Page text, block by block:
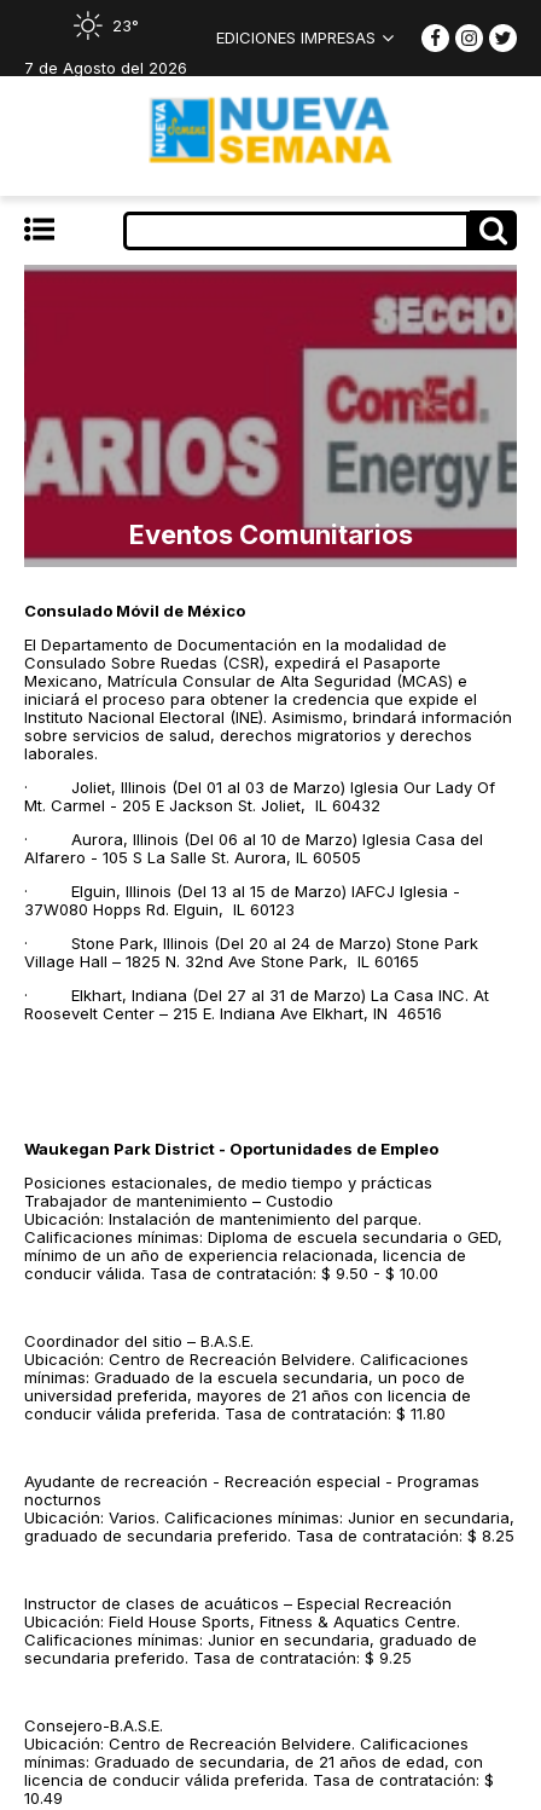
23°
7 de Agosto del 2026
EDICIONES IMPRESAS
Eventos Comunitarios
Consulado Móvil de México
El Departamento de Documentación en la modalidad de
Consulado Sobre Ruedas (CSR), expedirá el Pasaporte
Mexicano, Matrícula Consular de Alta Seguridad (MCAS) e
iniciará el proceso para obtener la credencia que expide el
Instituto Nacional Electoral (INE). Asimismo, brindará información
sobre servicios de salud, derechos migratorios y derechos
laborales.
· Joliet, Illinois (Del 01 al 03 de Marzo) Iglesia Our Lady Of
Mt. Carmel - 205 E Jackson St. Joliet, IL 60432
· Aurora, Illinois (Del 06 al 10 de Marzo) Iglesia Casa del
Alfarero - 105 S La Salle St. Aurora, IL 60505
· Elguin, Illinois (Del 13 al 15 de Marzo) IAFCJ Iglesia -
37W080 Hopps Rd. Elguin, IL 60123
· Stone Park, Illinois (Del 20 al 24 de Marzo) Stone Park
Village Hall – 1825 N. 32nd Ave Stone Park, IL 60165
· Elkhart, Indiana (Del 27 al 31 de Marzo) La Casa INC. At
Roosevelt Center – 215 E. Indiana Ave Elkhart, IN 46516
Waukegan Park District - Oportunidades de Empleo
Posiciones estacionales, de medio tiempo y prácticas
Trabajador de mantenimiento – Custodio
Ubicación: Instalación de mantenimiento del parque.
Calificaciones mínimas: Diploma de escuela secundaria o GED,
mínimo de un año de experiencia relacionada, licencia de
conducir válida. Tasa de contratación: $ 9.50 - $ 10.00
Coordinador del sitio – B.A.S.E.
Ubicación: Centro de Recreación Belvidere. Calificaciones
mínimas: Graduado de la escuela secundaria, un poco de
universidad preferida, mayores de 21 años con licencia de
conducir válida preferida. Tasa de contratación: $ 11.80
Ayudante de recreación - Recreación especial - Programas
nocturnos
Ubicación: Varios. Calificaciones mínimas: Junior en secundaria,
graduado de secundaria preferido. Tasa de contratación: $ 8.25
Instructor de clases de acuáticos – Especial Recreación
Ubicación: Field House Sports, Fitness & Aquatics Centre.
Calificaciones mínimas: Junior en secundaria, graduado de
secundaria preferido. Tasa de contratación: $ 9.25
Consejero-B.A.S.E.
Ubicación: Centro de Recreación Belvidere. Calificaciones
mínimas: Graduado de secundaria, de 21 años de edad, con
licencia de conducir válida preferida. Tasa de contratación: $
10.49